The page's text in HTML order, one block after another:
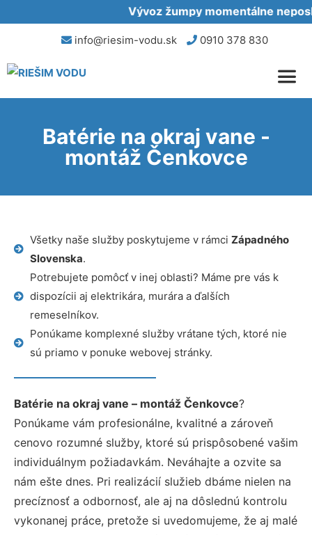
Vývoz žumpy momentálne
info@riesim-vodu.sk 0910 378 830
Batérie na okraj vane -
montáž Čenkovce
Všetky naše služby poskytujeme v rámci Západného
Slovenska.
Potrebujete pomôcť v inej oblasti? Máme pre vás k
dispozícii aj elektrikára, murára a ďalších
remeselníkov.
Ponúkame komplexné služby vrátane tých, ktoré nie
sú priamo v ponuke webovej stránky.
Batérie na okraj vane – montáž Čenkovce?
Ponúkame vám profesionálne, kvalitné a zároveň
cenovo rozumné služby, ktoré sú prispôsobené vašim
individuálnym požiadavkám. Neváhajte a ozvite sa
nám ešte dnes. Pri realizácií služieb dbáme nielen na
precíznosť a odbornosť, ale aj na dôslednú kontrolu
vykonanej práce, pretože si uvedomujeme, že aj malé